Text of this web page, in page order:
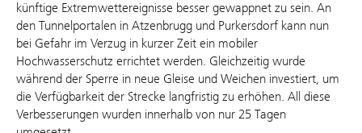
künftige Extremwettereignisse besser gewappnet zu sein. An
den Tunnelportalen in Atzenbrugg und Purkersdorf kann nun
bei Gefahr im Verzug in kurzer Zeit ein mobiler
Hochwasserschutz errichtet werden. Gleichzeitig wurde
während der Sperre in neue Gleise und Weichen investiert, um
die Verfügbarkeit der Strecke langfristig zu erhöhen. All diese
Verbesserungen wurden innerhalb von nur 25 Tagen